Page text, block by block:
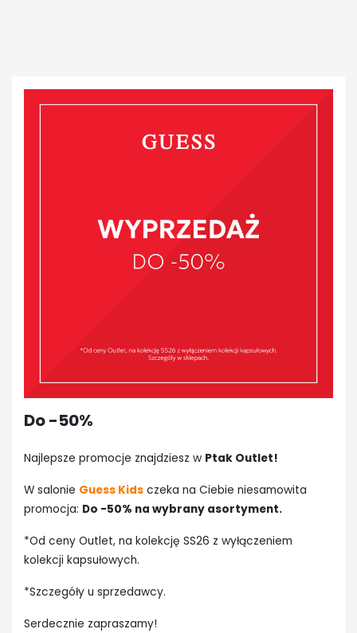
Do -50%
Najlepsze promocje znajdziesz w Ptak Outlet!
W salonie Guess Kids czeka na Ciebie niesamowita
promocja: Do -50% na wybrany asortyment.
*Od ceny Outlet, na kolekcję SS26 z wyłączeniem
kolekcji kapsułowych.
*Szczegóły u sprzedawcy.
Serdecznie zapraszamy!